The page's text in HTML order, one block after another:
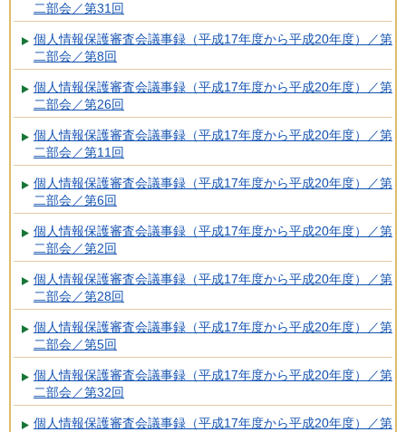
二部会／第31回
個人情報保護審査会議事録（平成17年度から平成20年度）／第
二部会／第8回
個人情報保護審査会議事録（平成17年度から平成20年度）／第
二部会／第26回
個人情報保護審査会議事録（平成17年度から平成20年度）／第
二部会／第11回
個人情報保護審査会議事録（平成17年度から平成20年度）／第
二部会／第6回
個人情報保護審査会議事録（平成17年度から平成20年度）／第
二部会／第2回
個人情報保護審査会議事録（平成17年度から平成20年度）／第
二部会／第28回
個人情報保護審査会議事録（平成17年度から平成20年度）／第
二部会／第5回
個人情報保護審査会議事録（平成17年度から平成20年度）／第
二部会／第32回
個人情報保護審査会議事録（平成17年度から平成20年度）／第